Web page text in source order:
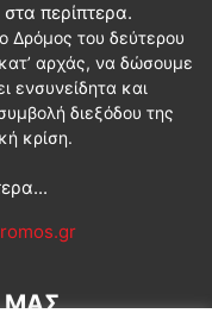
περίπτερα.
Δρόμος του δεύτερου
αρχάς, να δώσουμε
ενσυνείδητα και
διεξόδου της
κρίση.
ΜΑΣ